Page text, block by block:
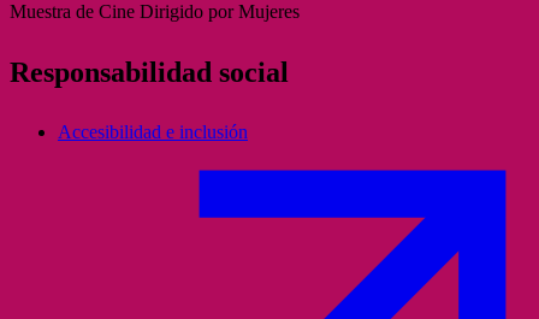
Muestra de Cine Dirigido por Mujeres
Responsabilidad social
Accesibilidad e inclusión